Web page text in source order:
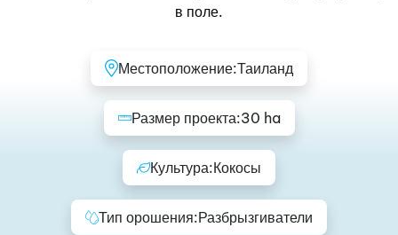
в поле.
Местоположение:Таиланд
Размер проекта:30 ha
Культура:Кокосы
Тип орошения:Разбрызгиватели